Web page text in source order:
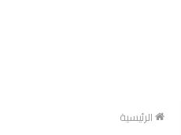
الرئيسية